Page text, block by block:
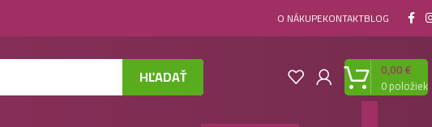
O NÁKUPEKONTAKTBLOG
HĽADAŤ 0položiek
0,00€